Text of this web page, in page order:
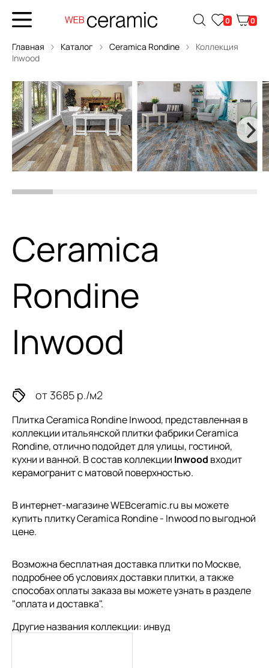
0 0
Главная Каталог Ceramica Rondine
Коллекция
Inwood
Ceramica
Rondine
Inwood
от 3685 р./м2
Плитка Ceramica Rondine Inwood, представленная в
коллекции итальянской плиткифабрики Ceramica
Rondine, отлично подойдет для улицы, гостиной,
кухни и ванной. В состав коллекции Inwood входит
керамогранит с матовой поверхностью.
В интернет-магазине WEBceramic.ru вы можете
купить плитку Ceramica Rondine - Inwood по выгодной
цене.
Возможна бесплатная доставка плитки по Москве,
подробнее об условиях доставки плитки, а также
способах оплаты заказа вы можете узнать в разделе
"оплата и доставка".
Другие названия коллекции: инвуд